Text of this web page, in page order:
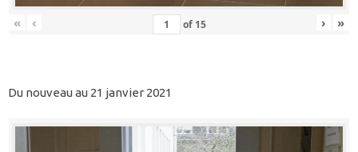
« ‹ of 15 › »
Du nouveau au 21 janvier 2021